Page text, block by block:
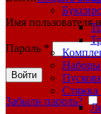
Имя пользователя
Пароль *
Войти
Забыли пароль?
Наборы
Стяжка